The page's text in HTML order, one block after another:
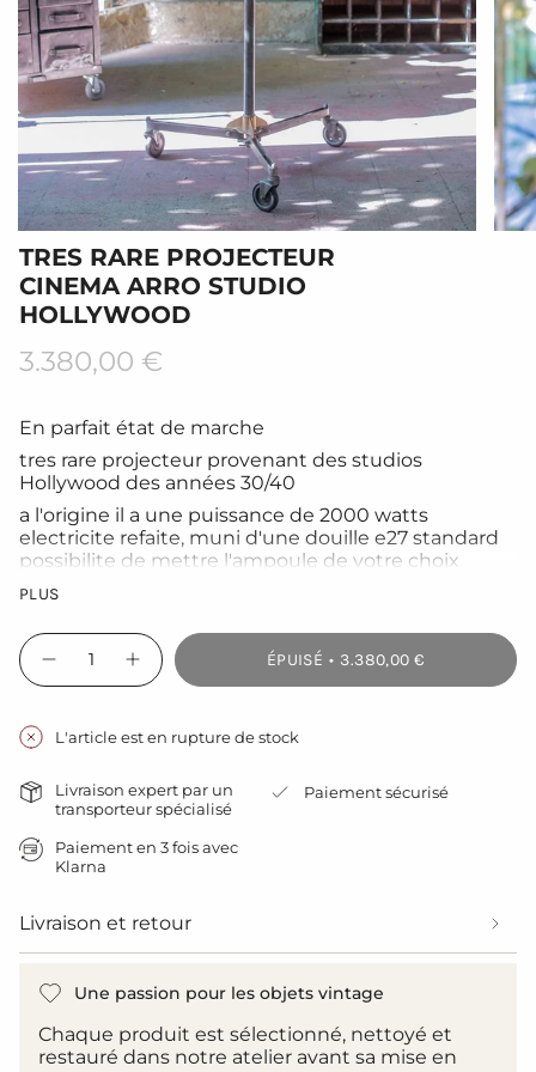
TRES RARE PROJECTEUR
CINEMA ARRO STUDIO
HOLLYWOOD
Prix
3.380,00 €
En parfait état de marche
tres rare projecteur provenant des studios
Hollywood des années 30/40
a l'origine il a une puissance de 2000 watts
electricite refaite, muni d'une douille e27 standard
possibilite de mettre l'ampoule de votre choix
pied tripod
réglable jusqu'à une hauteur de 3 metres
PLUS
{"in_cart_html"=>"
<span
class=\"quantity-
{{
quantity
}}
</span>
le
panier",
la
pour
product
}}",
"multiples_of"=>"Incréments
Diminuer
la
tres
rare
cinema
ARRO
studio
Hollywood
Augmenter
la
bouton
-
rare
projecteur
cinema
studio
ÉPUISÉ 3.380,00 €
L'article est en rupture de stock
Livraison expert par un
transporteur spécialisé
Paiement sécurisé
Paiement en 3 fois avec
Klarna
Livraison et retour
Une passion pour les objets vintage
Chaque produit est sélectionné, nettoyé et
restauré dans notre atelier avant sa mise en